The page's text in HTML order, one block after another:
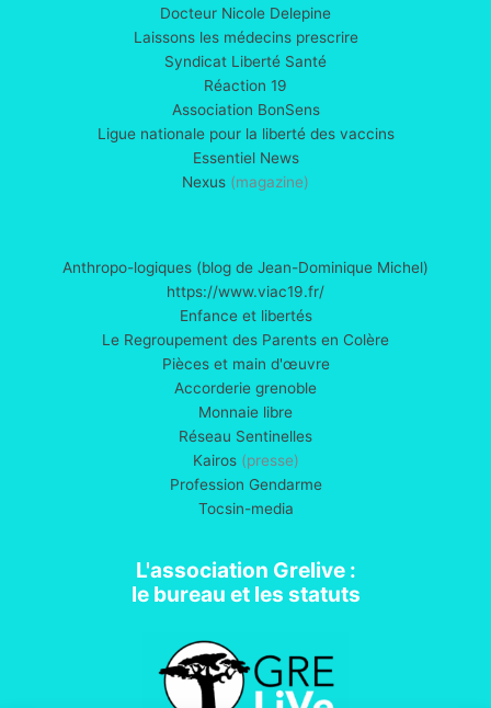
Docteur Nicole Delepine
Laissons les médecins prescrire
Syndicat Liberté Santé
Réaction 19
Association BonSens
Ligue nationale pour la liberté des vaccins
Essentiel News
Nexus (magazine)
Anthropo-logiques (blog de Jean-Dominique Michel)
https://www.viac19.fr/
Enfance et libertés
Le Regroupement des Parents en Colère
Pièces et main d'œuvre
Accorderie grenoble
Monnaie libre
Réseau Sentinelles
Kairos(presse)
Profession Gendarme
Tocsin-media
L'association Grelive :
le bureau et les statuts